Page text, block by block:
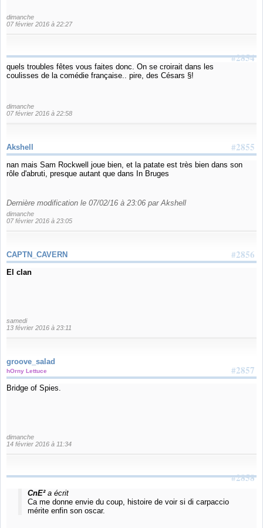
dimanche
07 février 2016 à 22:27
#2854
quels troubles fêtes vous faites donc. On se croirait dans les
coulisses de la comédie française.. pire, des Césars §!
dimanche
07 février 2016 à 22:58
#2855
Akshell
nan mais Sam Rockwell joue bien, et la patate est très bien dans son
rôle d'abruti, presque autant que dans In Bruges
Dernière modification le 07/02/16 à 23:06 par Akshell
dimanche
07 février 2016 à 23:05
#2856
CAPTN_CAVERN
El clan
samedi
13 février 2016 à 23:11
groove_salad
#2857
hOrny Lettuce
Bridge of Spies.
dimanche
14 février 2016 à 11:34
#2858
CnE²a écrit
Ca me donne envie du coup, histoire de voir si di carpaccio
mérite enfin son oscar.